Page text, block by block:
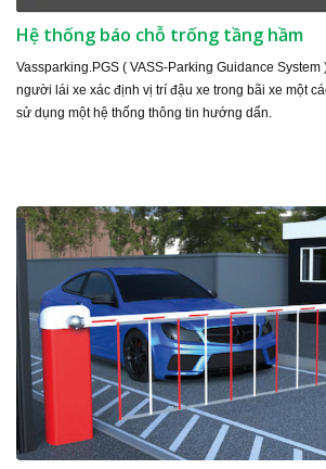
Hệ thống báo chỗ trống tầng hầm
Vassparking.PGS ( VASS-Parking Guidance
người lái xe xác định vị trí đậu xe trong bãi xe một
sử dụng một hệ thống thông tin hướng dẩn.